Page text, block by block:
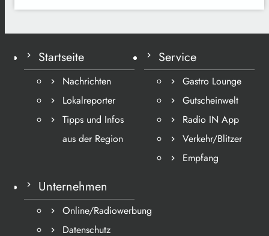
Startseite
Nachrichten
Lokalreporter
Tipps und Infos
aus der Region
Service
Gastro Lounge
Gutscheinwelt
Radio IN App
Verkehr/Blitzer
Empfang
Unternehmen
Online/Radiowerbung
Datenschutz